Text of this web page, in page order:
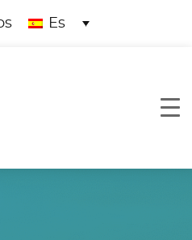
Es